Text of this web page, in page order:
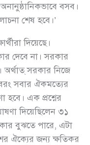
বসব।
শেষ হবে।’
দিয়েছে।
দেবে না। সরকার
অর্থাত্ সরকার নিজে
বরং সবার ঐকমত্যের
হবে। এক প্রশ্নের
দিয়েছিলেন ৩১
বুঝতে পারে, এটা
ঐক্যের জন্য ক্ষতিকর